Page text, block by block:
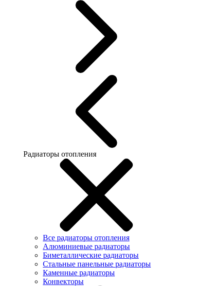
Радиаторы отопления
Все радиаторы отопления
Алюминиевые радиаторы
Биметаллические радиаторы
Стальные панельные радиаторы
Каменные радиаторы
Конвекторы